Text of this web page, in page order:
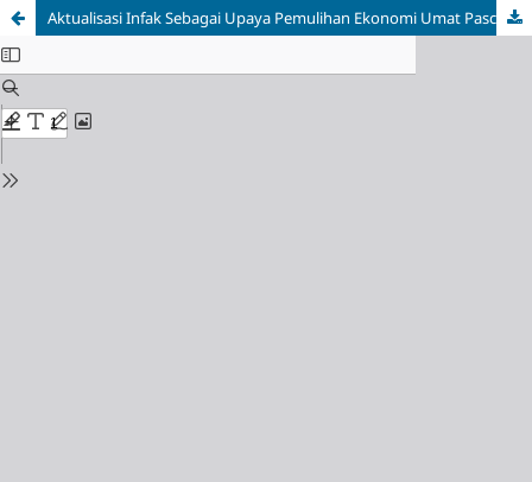
Aktualisasi Infak Sebagai Upaya Pemulihan Ekonomi Umat Pasca Pandemi Covid-19